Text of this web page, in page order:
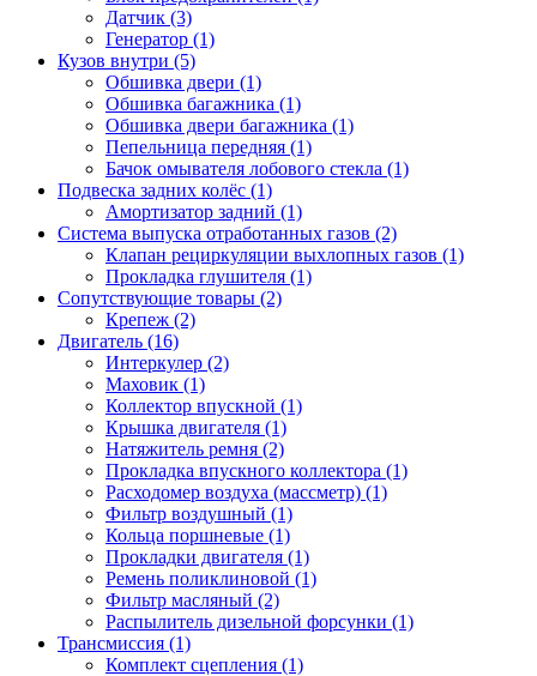
Датчик (3)
Генератор (1)
Кузов внутри (5)
Обшивка двери (1)
Обшивка багажника (1)
Обшивка двери багажника (1)
Пепельница передняя (1)
Бачок омывателя лобового стекла (1)
Подвеска задних колёс (1)
Амортизатор задний (1)
Система выпуска отработанных газов (2)
Клапан рециркуляции выхлопных газов (1)
Прокладка глушителя (1)
Сопутствующие товары (2)
Крепеж (2)
Двигатель (16)
Интеркулер (2)
Маховик (1)
Коллектор впускной (1)
Крышка двигателя (1)
Натяжитель ремня (2)
Прокладка впускного коллектора (1)
Расходомер воздуха (массметр) (1)
Фильтр воздушный (1)
Кольца поршневые (1)
Прокладки двигателя (1)
Ремень поликлиновой (1)
Фильтр масляный (2)
Распылитель дизельной форсунки (1)
Трансмиссия (1)
Комплект сцепления (1)